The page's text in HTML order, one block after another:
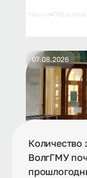
07.08.2026
Количество
ВолгГМУ